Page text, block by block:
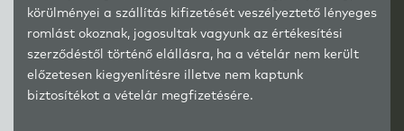
körülményei a szállítás kifizetését veszélyeztető lényeges
romlást okoznak, jogosultak vagyunk az értékesítési
szerződéstől történő elállásra, ha a vételár nem került
előzetesen kiegyenlítésre illetve nem kaptunk
biztosítékot a vételár megfizetésére.